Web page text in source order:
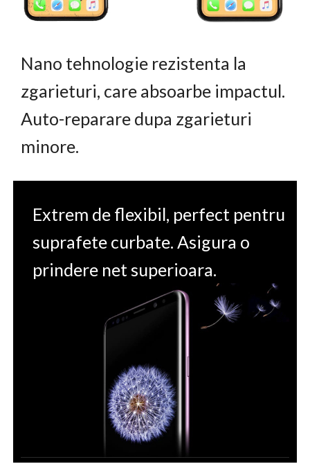
Nano tehnologie rezistenta la
zgarieturi, care absoarbe impactul.
Auto-reparare dupa zgarieturi
minore.
Extrem de flexibil, perfect pentru
suprafete curbate. Asigura o
prindere net superioara.